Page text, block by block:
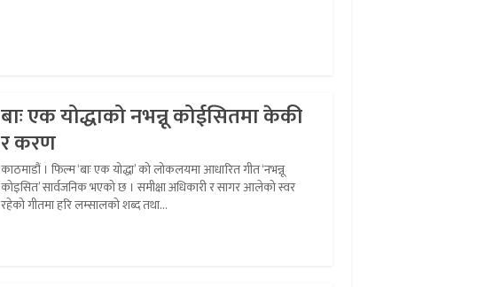
बाः एक योद्धाको नभन्नू कोईसितमा केकी
र करण
काठमाडौं । फिल्म ‘बाः एक योद्धा’ को लोकलयमा आधारित गीत ‘नभन्नू
कोइसित’ सार्वजनिक भएको छ । समीक्षा अधिकारी र सागर आलेको स्वर
रहेको गीतमा हरि लम्सालको शब्द तथा...